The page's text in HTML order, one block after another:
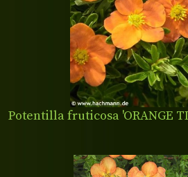
Potentilla fruticosa 'ORANGE